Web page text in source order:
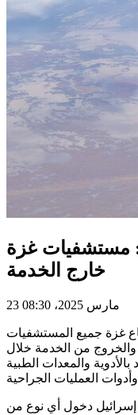
مستشفيات غزة
خارج الخدمة
23 مارس 2025، 08:30
غزة جميع المستشفيات
من الخدمة خلال
بالأدوية والمعدات الطبية
إسرائيل دخول أي نوع من